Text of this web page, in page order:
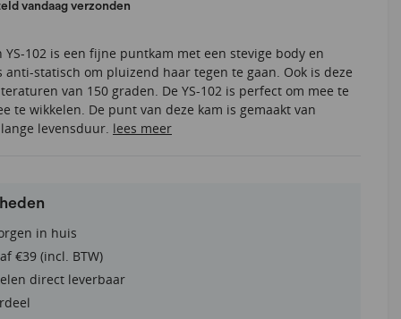
vandaag verzonden
YS-102 is een fijne puntkam met een stevige body en
statisch om pluizend haar tegen te gaan. Ook is deze
van 150 graden. De YS-102 is perfect om mee te
te wikkelen. De punt van deze kam is gemaakt van
levensduur. lees meer
in huis
€39 (incl. BTW)
direct leverbaar